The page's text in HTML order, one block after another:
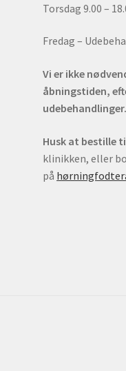
Torsdag 9.00 –
Fredag –
Vi er ikke
åbningstiden,
udebehandlinger.
Husk at bestille
klinikken, eller
på